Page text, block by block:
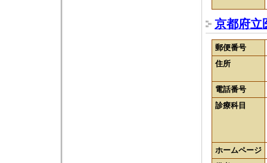
京都府立
郵便番号
住所
電話番号
診療科目
ホームページ